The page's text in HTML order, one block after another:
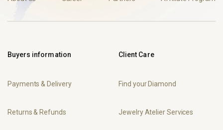
Buyers information
Payments & Delivery
Returns & Refunds
Client Care
Find your Diamond
Jewelry Atelier Services